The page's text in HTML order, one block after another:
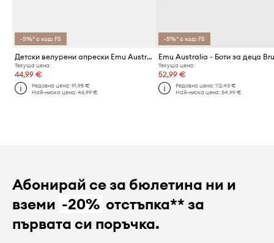
-5%* с код: FS
Детски велурени апрески Emu Australia Shaun The Sheep Play
Текуща цена:
44,99 €
Редовна цена:91,98 €
Най-ниска цена:46,99 €
-5%* с код: FS
Текуща цена:
52,99 €
Редовна цена: 112,43 €
Най-ниска цена: 54,99 €
Абонирай се за бюлетина ни и
вземи -20% отстъпка** за
първата си поръчка.